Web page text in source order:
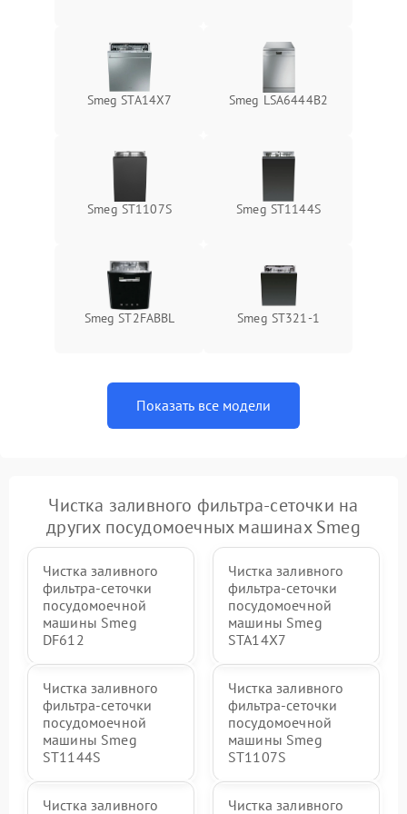
Smeg STA14X7 Smeg LSA6444B2
Smeg ST1107S Smeg ST1144S
Smeg ST2FABBL Smeg ST321-1
Показать все модели
Чистка заливного фильтра-сеточки на
других посудомоечных машинах Smeg
Чистка заливного
фильтра-сеточки
посудомоечной
машины Smeg
DF612
Чистка заливного
фильтра-сеточки
посудомоечной
машины Smeg
STA14X7
Чистка заливного
фильтра-сеточки
посудомоечной
машины Smeg
ST1144S
Чистка заливного
фильтра-сеточки
посудомоечной
машины Smeg
ST1107S
Чистка заливного
Чистка заливного